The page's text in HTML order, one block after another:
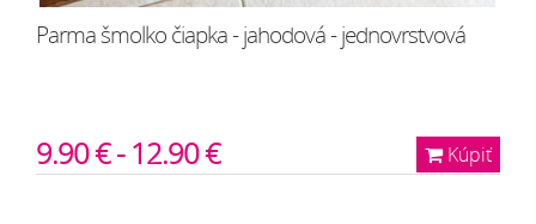
Parma šmolko čiapka - jahodová - jednovrstvová
Kúpiť
9.90 € - 12.90 €